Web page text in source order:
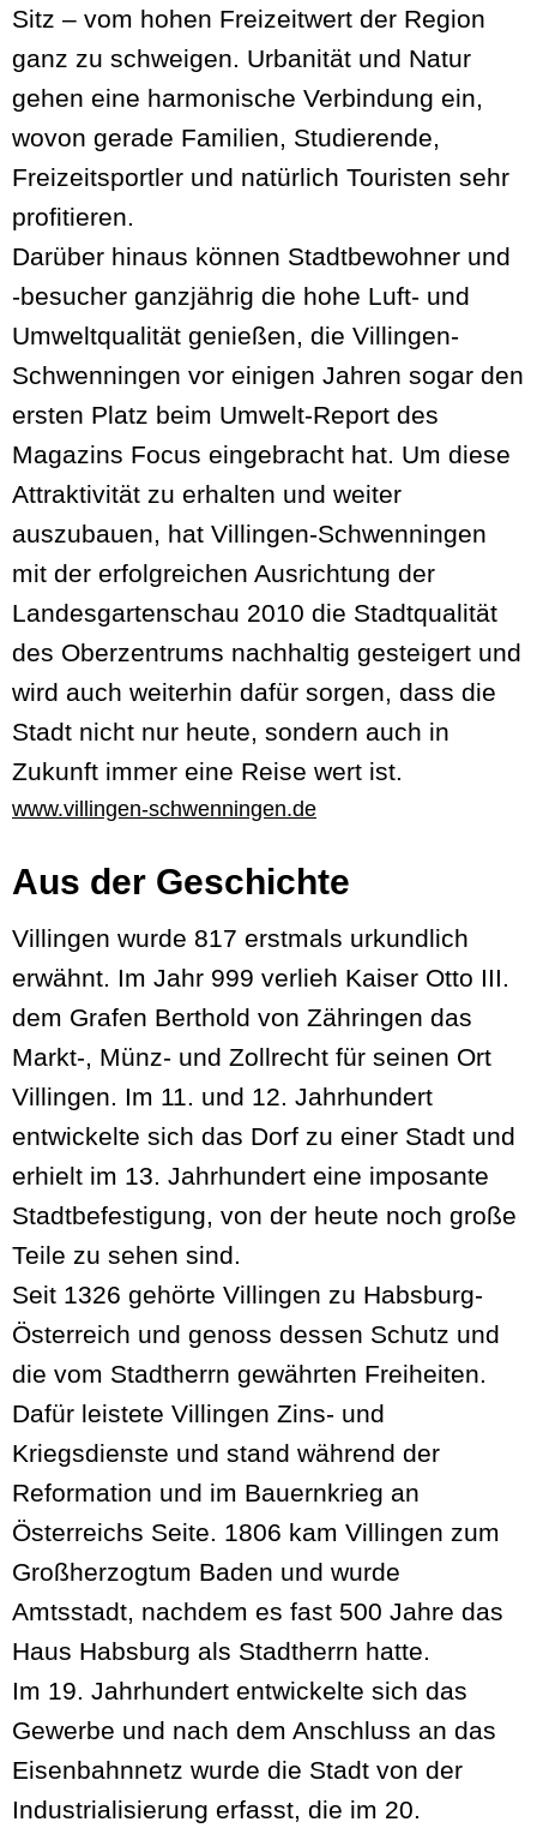
Sitz – vom hohen Freizeitwert der Region
ganz zu schweigen. Urbanität und Natur
gehen eine harmonische Verbindung ein,
wovon gerade Familien, Studierende,
Freizeitsportler und natürlich Touristen sehr
profitieren.
Darüber hinaus können Stadtbewohner und
-besucher ganzjährig die hohe Luft- und
Umweltqualität genießen, die Villingen-
Schwenningen vor einigen Jahren sogar den
ersten Platz beim Umwelt-Report des
Magazins Focus eingebracht hat. Um diese
Attraktivität zu erhalten und weiter
auszubauen, hat Villingen-Schwenningen
mit der erfolgreichen Ausrichtung der
Landesgartenschau 2010 die Stadtqualität
des Oberzentrums nachhaltig gesteigert und
wird auch weiterhin dafür sorgen, dass die
Stadt nicht nur heute, sondern auch in
Zukunft immer eine Reise wert ist.
www.villingen-schwenningen.de
Aus der Geschichte
Villingen wurde 817 erstmals urkundlich
erwähnt. Im Jahr 999 verlieh Kaiser Otto III.
dem Grafen Berthold von Zähringen das
Markt-, Münz- und Zollrecht für seinen Ort
Villingen. Im 11. und 12. Jahrhundert
entwickelte sich das Dorf zu einer Stadt und
erhielt im 13. Jahrhundert eine imposante
Stadtbefestigung, von der heute noch große
Teile zu sehen sind.
Seit 1326 gehörte Villingen zu Habsburg-
Österreich und genoss dessen Schutz und
die vom Stadtherrn gewährten Freiheiten.
Dafür leistete Villingen Zins- und
Kriegsdienste und stand während der
Reformation und im Bauernkrieg an
Österreichs Seite. 1806 kam Villingen zum
Großherzogtum Baden und wurde
Amtsstadt, nachdem es fast 500 Jahre das
Haus Habsburg als Stadtherrn hatte.
Im 19. Jahrhundert entwickelte sich das
Gewerbe und nach dem Anschluss an das
Eisenbahnnetz wurde die Stadt von der
Industrialisierung erfasst, die im 20.